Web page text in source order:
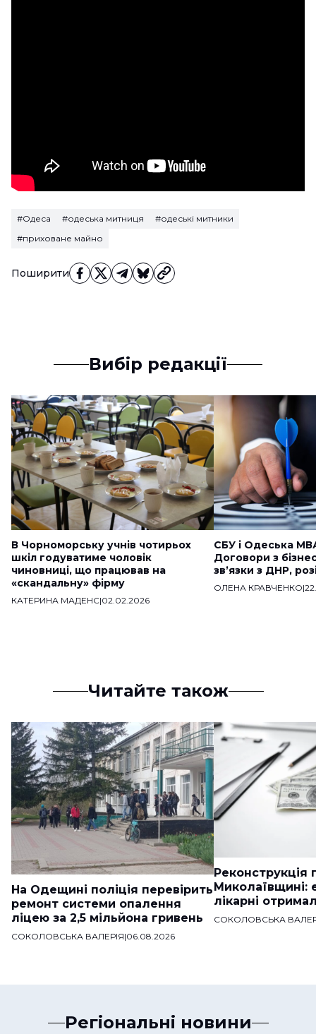
Поширити
#Одеса #одеська митниця
#одеські митники
#приховане майно
Вибір редакції
В Чорноморську учнів чотирьох
шкіл годуватиме чоловік
чиновниці, що працював на
«скандальну» фірму
КАТЕРИНА МАДЕНС|02.02.2026
СБУ і Одеська
Договори з
звʼязки з ДНР,
ОЛЕНА КРАВЧЕНКО|
Читайте також
На Одещині поліція перевірить
ремонт системи опалення
ліцею за 2,5 мільйона гривень
СОКОЛОВСЬКА ВАЛЕРІЯ|06.08.2026
Реконструкція
Миколаївщині:
лікарні
СОКОЛОВСЬКА
Регіональні новини